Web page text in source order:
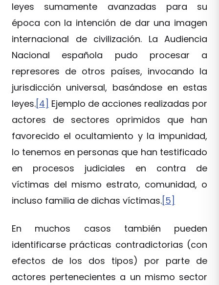
leyes sumamente avanzadas para su
época con la intención de dar una imagen
internacional de civilización. La Audiencia
Nacional española pudo procesar a
represores de otros países, invocando la
jurisdicción universal, basándose en estas
leyes.[4] Ejemplo de acciones realizadas por
actores de sectores oprimidos que han
favorecido el ocultamiento y la impunidad,
lo tenemos en personas que han testificado
en procesos judiciales en contra de
víctimas del mismo estrato, comunidad, o
incluso familia de dichas víctimas.[5]
En muchos casos también pueden
identificarse prácticas contradictorias (con
efectos de los dos tipos) por parte de
actores pertenecientes a un mismo sector